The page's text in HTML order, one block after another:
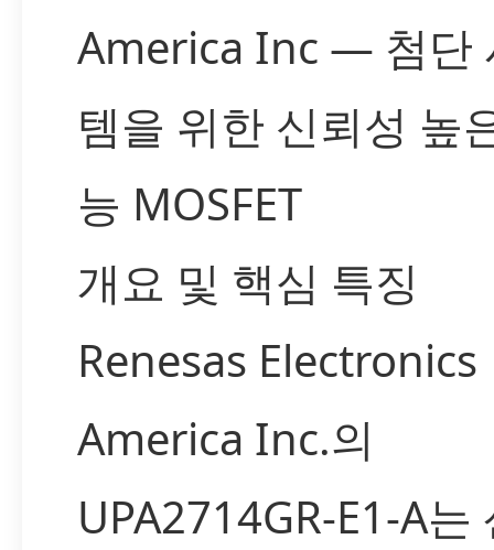
America Inc — 첨단
템을 위한 신뢰성 높
능 MOSFET
개요 및 핵심 특징
Renesas Electronics
America Inc.의
UPA2714GR-E1-A는